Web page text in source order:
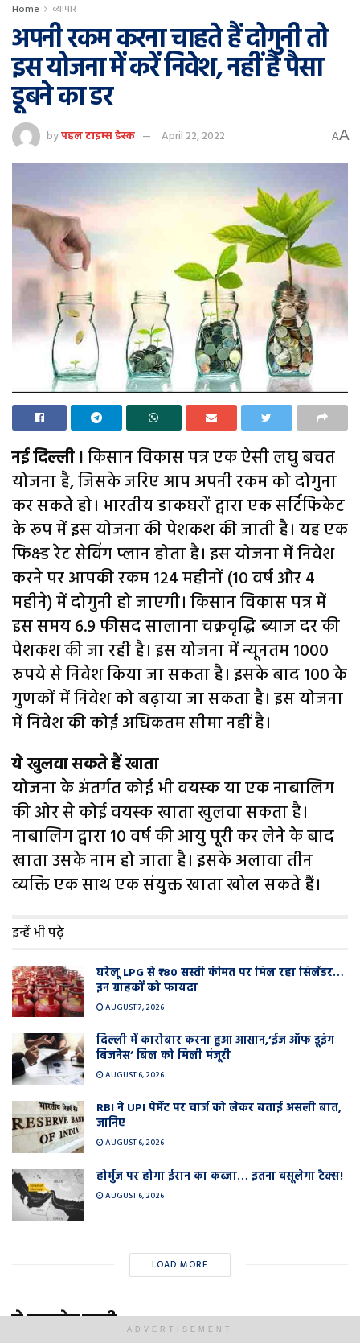
Home व्यापार
अपनी रकम करना चाहते हैं दोगुनी तो
इस योजना में करें निवेश, नहीं है पैसा
डूबने का डर
byपहल टाइम्स डेस्क April 22, 2022 AA
नई दिल्ली lकिसान विकास पत्र एक ऐसी लघु बचत
योजना है, जिसके जरिए आप अपनी रकम को दोगुना
कर सकते हो। भारतीय डाकघरों द्वारा एक सर्टिफिकेट
के रूप में इस योजना की पेशकश की जाती है। यह एक
फिक्स्ड रेट सेविंग प्लान होता है। इस योजना में निवेश
करने पर आपकी रकम 124 महीनों (10 वर्ष और 4
महीने) में दोगुनी हो जाएगी। किसान विकास पत्र में
इस समय 6.9 फीसद सालाना चक्रवृद्धि ब्याज दर की
पेशकश की जा रही है। इस योजना में न्यूनतम 1000
रुपये से निवेश किया जा सकता है। इसके बाद 100 के
गुणकों में निवेश को बढ़ाया जा सकता है। इस योजना
में निवेश की कोई अधिकतम सीमा नहीं है।
ये खुलवा सकते हैं खाता
योजना के अंतर्गत कोई भी वयस्क या एक नाबालिग
की ओर से कोई वयस्क खाता खुलवा सकता है।
नाबालिग द्वारा 10 वर्ष की आयु पूरी कर लेने के बाद
खाता उसके नाम हो जाता है। इसके अलावा तीन
व्यक्ति एक साथ एक संयुक्त खाता खोल सकते हैं।
इन्हें भी पढ़े
घरेलू LPG से ₹180 सस्ती कीमत पर मिल रहा सिलेंडर…
इन ग्राहकों को फायदा
AUGUST 7, 2026
दिल्ली में कारोबार करना हुआ आसान,’ईज ऑफ डूइंग
बिजनेस’ बिल को मिली मंजूरी
AUGUST 6, 2026
RBI ने UPI पेमेंट पर चार्ज को लेकर बताई असली बात,
जानिए
AUGUST 6, 2026
होर्मुज पर होगा ईरान का कब्जा… इतना वसूलेगा टैक्स!
AUGUST 6, 2026
LOAD MORE
ये दस्तावेज जरूरी
ADVERTISEMENT